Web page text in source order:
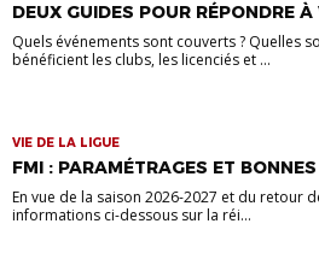
DEUX GUIDES POUR RÉPONDRE
Quels événements sont couverts ? Quelles
bénéficient les clubs, les licenciés et ...
VIE DE LA LIGUE
FMI : PARAMÉTRAGES ET
En vue de la saison 2026-2027 et du retour
informations ci-dessous sur la réi...